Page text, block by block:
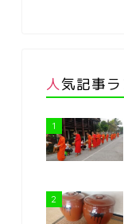
人気記事
1
2